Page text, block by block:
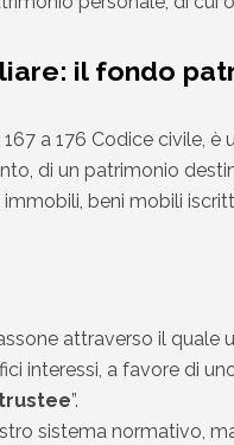
il fondo
a 176 Codice civile,
di un patrimonio
beni mobili
attraverso il quale
interessi, a favore di
trustee”.
sistema normativo,